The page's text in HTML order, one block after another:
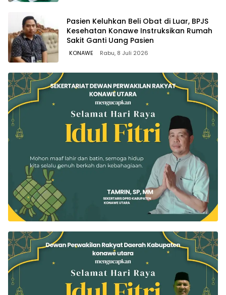
Pasien Keluhkan Beli Obat di Luar, BPJS
Kesehatan Konawe Instruksikan Rumah
Sakit Ganti Uang Pasien
KONAWE Rabu, 8 Juli 2026